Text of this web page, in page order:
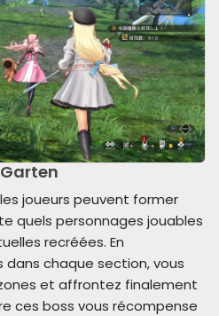
joueurs peuvent former
quels personnages jouables
recréées. En
chaque section, vous
et affrontez finalement
ces boss vous récompense